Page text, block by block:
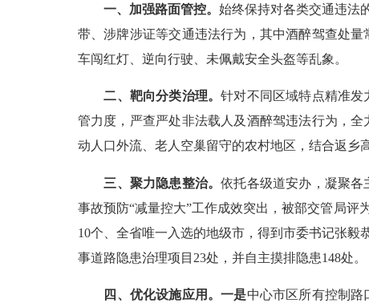
一、加强路面管控。 始终保持对各类交通违法
带、涉牌涉证等交通违法行为，其中酒醉驾查处
车闯红灯、逆向行驶、未佩戴安全头盔等乱象。
二、靶向分类治理。针对不同区域特点精准发
管力度，严查严处非法载人及酒醉驾违法行为，
动人口外流、老人空巢留守的农村地区，结合返乡
三、聚力隐患整治。依托各级道安办，凝聚各
事故预防“减量控大”工作成效突出，被部交管局评
10个、全省唯一入选的地级市，得到市委书记张
事道路隐患治理项目23处，并自主摸排隐患148处。
四、优化设施应用。一是中心市区所有控制